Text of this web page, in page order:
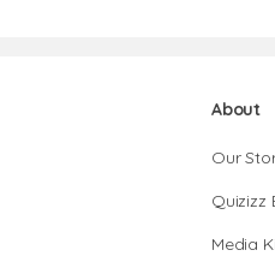
About
Our
Quizizz
Media